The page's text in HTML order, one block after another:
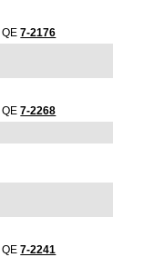
QE7-2176
QE7-2268
QE7-2241